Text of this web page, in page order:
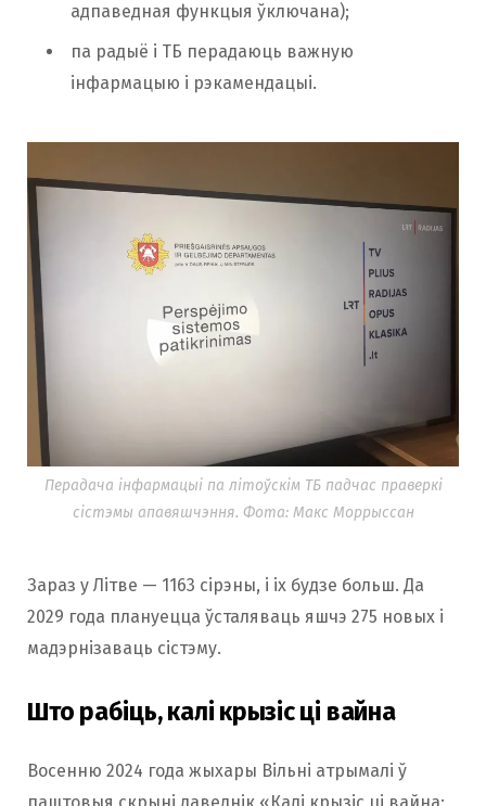
адпаведная функцыя ўключана);
па радыё і ТБ перадаюць важную
інфармацыю і рэкамендацыі.
Перадача інфармацыі па літоўскім ТБ падчас праверкі
сістэмы апавяшчэння. Фота: Макс Моррыссан
Зараз у Літве — 1163 сірэны, і іх будзе больш. Да
2029 года плануецца ўсталяваць яшчэ 275 новых і
мадэрнізаваць сістэму.
Што рабіць, калі крызіс ці вайна
Восенню 2024 года жыхары Вільні атрымалі ў